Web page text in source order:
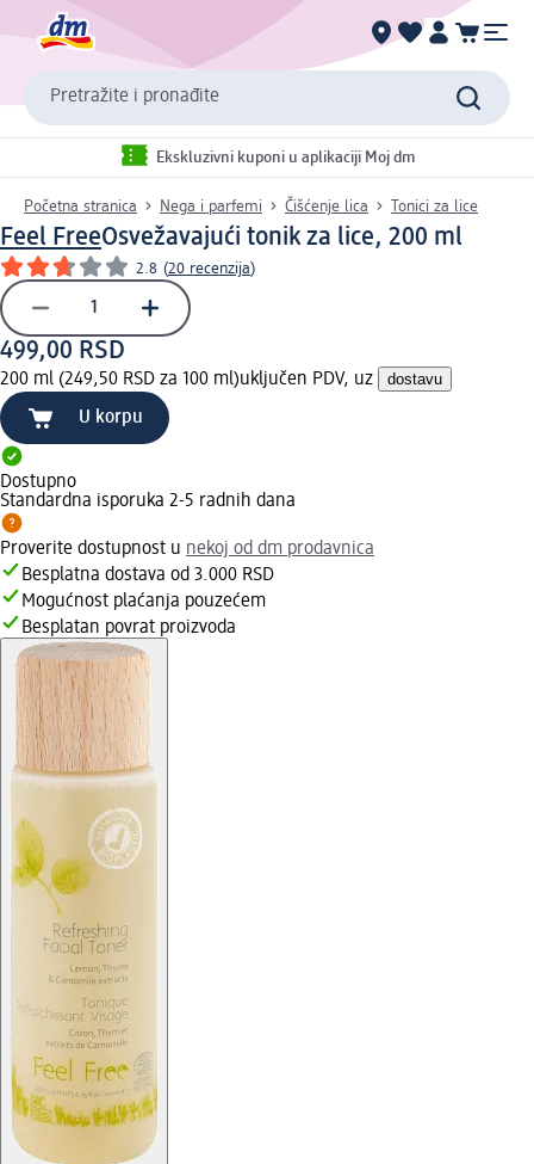
Pretražite i pronađite
Ekskluzivni kuponi u aplikaciji Moj dm
Početna stranica Nega i parfemi Čišćenje lica Tonici za lice
Feel FreeOsvežavajući tonik za lice, 200 ml
2.8 (20 recenzija)
499,00 RSD
200 ml (249,50 RSD za 100 ml)uključen PDV, uz dostavu
U korpu
Dostupno
Standardna isporuka 2-5 radnih dana
Proverite dostupnost u nekoj od dm prodavnica
Besplatna dostava od 3.000 RSD
Mogućnost plaćanja pouzećem
Besplatan povrat proizvoda